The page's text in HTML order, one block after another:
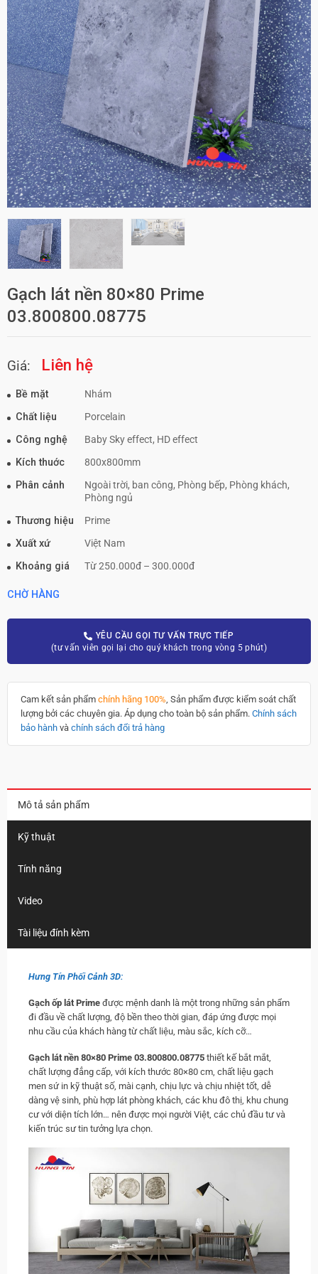
Gạch lát nền 80×80 Prime
03.800800.08775
Giá: Liên hệ
Bề mặt
Nhám
Chất liệu
Porcelain
Công nghệ
Baby Sky effect, HD effect
Kích thuớc
800x800mm
Phân cảnh
Ngoài trời, ban công, Phòng bếp, Phòng khách,
Phòng ngủ
Thương hiệu
Prime
Xuất xứ
Việt Nam
Khoảng giá
Từ 250.000đ – 300.000đ
CHỜ HÀNG
YÊU CẦU GỌI TƯ VẤN TRỰC TIẾP
(tư vấn viên gọi lại cho quý khách trong vòng 5 phút)
Cam kết sản phẩm chính hãng 100%, Sản phẩm được kiểm soát chất
lượng bởi các chuyên gia. Áp dụng cho toàn bộ sản phẩm. Chính sách
bảo hành và chính sách đổi trả hàng
Mô tả sản phẩm
Kỹ thuật
Tính năng
Video
Tài liệu đính kèm
Hưng Tín Phối Cảnh 3D:
Gạch ốp lát Prime được mệnh danh là một trong những sản phẩm
đi đầu về chất lượng, độ bền theo thời gian, đáp ứng được mọi
nhu cầu của khách hàng từ chất liệu, màu sắc, kích cỡ…
Gạch lát nền 80×80 Prime 03.800800.08775 thiết kế bắt mắt,
chất lượng đẳng cấp, với kích thước 80×80 cm, chất liệu gạch
men sứ in kỹ thuật số, mài cạnh, chịu lực và chịu nhiệt tốt, dễ
dàng vệ sinh, phù hợp lát phòng khách, các khu đô thị, khu chung
cư với diện tích lớn… nên được mọi người Việt, các chủ đầu tư và
kiến trúc sư tin tưởng lựa chọn.